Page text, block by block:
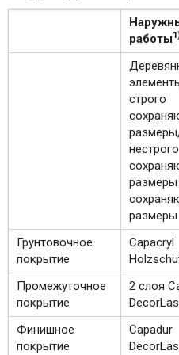
работы
строго
размеры,
нестрого
размеры
размеры
Грунтовочное
покрытие
Capacryl
Промежуточное
покрытие
2 слоя
Финишное
покрытие
Capadur